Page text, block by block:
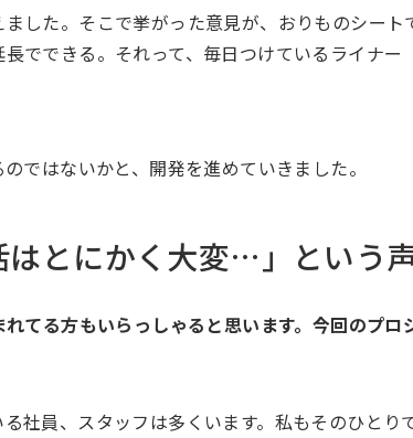
した。そこで挙がった意見が、おりものシート
でできる。それって、毎日つけているライナー
ではないかと、開発を進めていきました。
はとにかく大変…」という
てる方もいらっしゃると思います。今回のプロ
社員、スタッフは多くいます。私もそのひとり